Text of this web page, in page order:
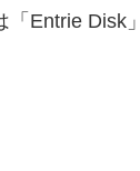
Entrie Disk